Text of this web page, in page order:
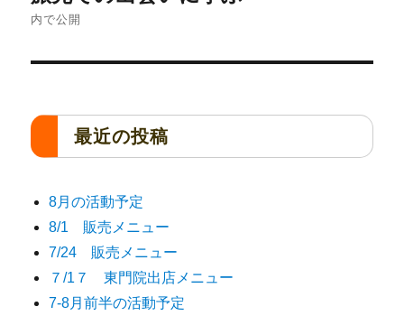
内で公開
最近の投稿
8月の活動予定
8/1 販売メニュー
7/24 販売メニュー
７/1７ 東門院出店メニュー
7-8月前半の活動予定